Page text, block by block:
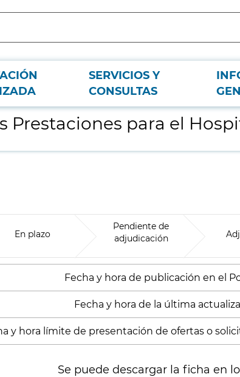
SERVICIOS Y
CONSULTAS
La Paz
Prestaciones para el
En plazo
Pendiente de
adjudicación
Fecha y hora de publicación en el
Fecha y hora de la última
y hora límite de presentación de ofertas o
Se puede descargar la ficha en